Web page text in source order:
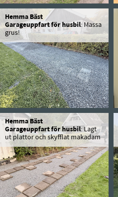
Hemma Bäst
Garageuppfart för husbil: Massa
grus!
Hemma Bäst
Garageuppfart för husbil: Lagt
ut plattor och skyfflat makadam